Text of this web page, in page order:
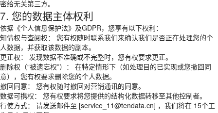
密给无关第三方。
7. 您的数据主体权利
依据《个人信息保护法》及GDPR，您享有以下权利：
知情权与查阅权： 您有权随时联系我们来确认我们是否正在处理您的个
人数据，并获取该数据的副本。
更正权： 发现数据不准确或不完整时，您有权要求更正。
删除权（“被遗忘权”）： 在特定情形下（如处理目的已实现或您撤回同
意），您有权要求删除您的个人数据。
撤回同意： 您有权随时撤回对营销通讯的同意。
数据可携权： 您有权要求将您提供的结构化数据转移至其他控制者。
行使方式： 请发送邮件至 [service_11@tendata.cn] ，我们将在 15个工